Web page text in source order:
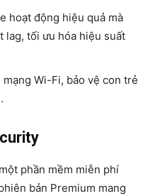
hoạt động hiệu quả mà
lag, tối ưu hóa hiệu suất
mạng Wi-Fi, bảo vệ con trẻ
phần mềm miễn phí
bản Premium mang